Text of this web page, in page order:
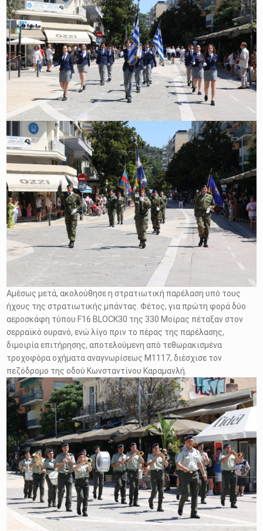
Αμέσως μετά, ακολούθησε η στρατιωτική παρέλαση υπό τους
ήχους της στρατιωτικής μπάντας. Φέτος, για πρώτη φορά δύο
αεροσκάφη τύπου F16 BLOCK30 της 330 Μοίρας πέταξαν στον
σερραϊκό ουρανό, ενώ λίγο πριν το πέρας της παρέλασης,
διμοιρία επιτήρησης, αποτελούμενη από τεθωρακισμένα
τροχοφόρα οχήματα αναγνωρίσεως Μ1117, διέσχισε τον
πεζόδρομο της οδού Κωνσταντίνου Καραμανλή.